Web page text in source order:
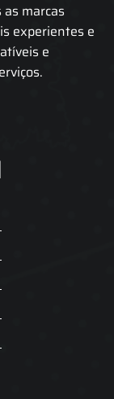
marcas
experientes e
e